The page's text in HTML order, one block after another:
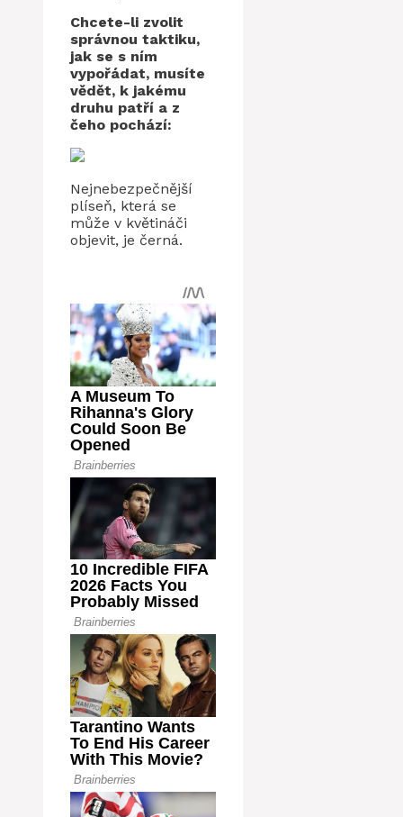
Chcete-li zvolit
správnou taktiku,
jak se s ním
vypořádat, musíte
vědět, k jakému
druhu patří a z
čeho pochází:
Nejnebezpečnější
plíseň, která se
může v květináči
objevit, je černá.